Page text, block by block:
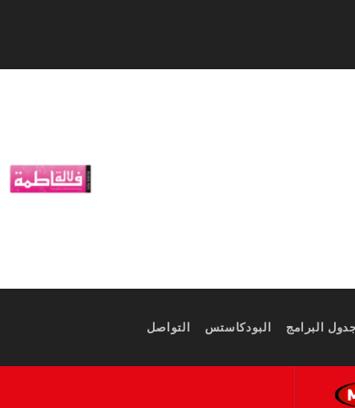
البرامج البودكاستس التواصل